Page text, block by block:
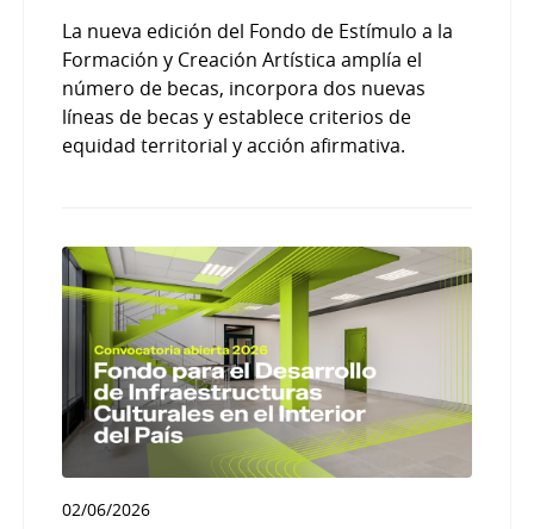
La nueva edición del Fondo de Estímulo a la
Formación y Creación Artística amplía el
número de becas, incorpora dos nuevas
líneas de becas y establece criterios de
equidad territorial y acción afirmativa.
02/06/2026